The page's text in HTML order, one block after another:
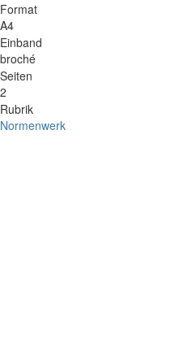
Format
A4
Einband
broché
Seiten
2
Rubrik
Normenwerk